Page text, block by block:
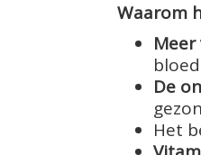
Waarom
Meer
De
Het